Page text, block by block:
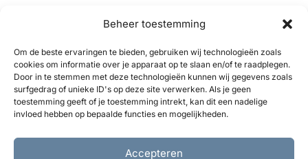
Beheer toestemming
Om de beste ervaringen te bieden, gebruiken wij technologieën zoals
cookies om informatie over je apparaat op te slaan en/of te raadplegen.
Door in te stemmen met deze technologieën kunnen wij gegevens zoals
surfgedrag of unieke ID's op deze site verwerken. Als je geen
toestemming geeft of je toestemming intrekt, kan dit een nadelige
invloed hebben op bepaalde functies en mogelijkheden.
Accepteren
10% Korting op onze
akoestische panelen
Ontvang 10% korting